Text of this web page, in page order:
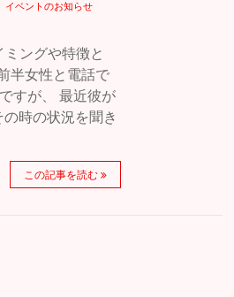
イベントのお知らせ
ミングや特徴と
半女性と電話で
すが、 最近彼が
時の状況を聞き
この記事を読む